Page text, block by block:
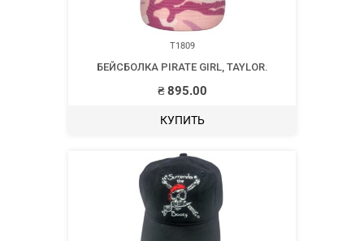
T1809
БЕЙСБОЛКА PIRATE GIRL, TAYLOR.
₴895.00
КУПИТЬ